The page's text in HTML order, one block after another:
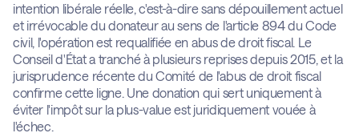
intention libérale réelle, c'est-à-dire sans dépouillement actuel
et irrévocable du donateur au sens de l'article 894 du Code
civil, l'opération est requalifiée en abus de droit fiscal. Le
Conseil d'État a tranché à plusieurs reprises depuis 2015, et la
jurisprudence récente du Comité de l'abus de droit fiscal
confirme cette ligne. Une donation qui sert uniquement à
éviter l'impôt sur la plus-value est juridiquement vouée à
l'échec.